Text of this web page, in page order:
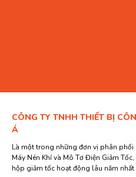
CÔNG TY TNHH THIẾT BỊ
Á
Là một trong những đơn vị phân phối
Máy Nén Khí và Mô Tơ Điện Giảm
hộp giảm tốc hoạt động lâu năm nhất